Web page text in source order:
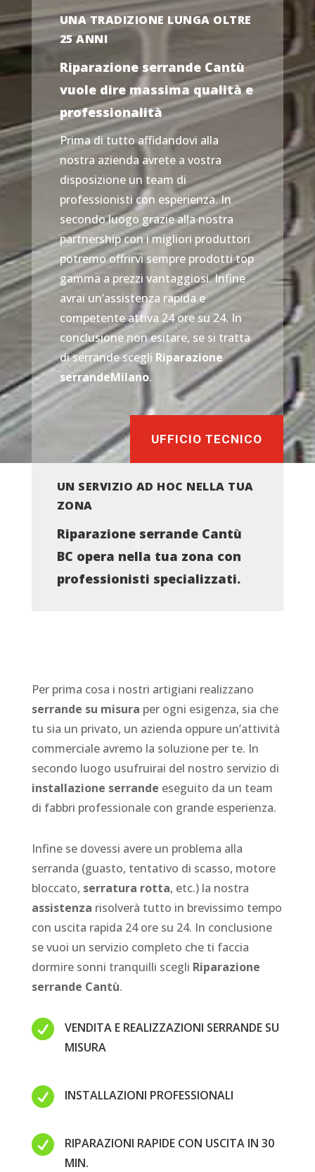
UNA TRADIZIONE LUNGA OLTRE
25 ANNI
Riparazione serrande Cantù
vuole dire massima qualità e
professionalità
Prima di tutto affidandovi alla
nostra azienda avrete a vostra
disposizione un team di
professionisti con esperienza. In
secondo luogo grazie alla nostra
partnership con i migliori produttori
potremo offrirvi sempre prodotti top
gamma a prezzi vantaggiosi. Infine
avrai un’assistenza rapida e
competente attiva 24 ore su 24. In
conclusione non esitare, se si tratta
di serrande scegli Riparazione
serrandeMilano.
UFFICIO TECNICO
UN SERVIZIO AD HOC NELLA TUA
ZONA
Riparazione serrande Cantù
BC opera nella tua zona con
professionisti specializzati.
Per prima cosa i nostri artigiani realizzano
serrande su misura per ogni esigenza, sia che
tu sia un privato, un azienda oppure un’attività
commerciale avremo la soluzione per te. In
secondo luogo usufruirai del nostro servizio di
installazione serrande eseguito da un team
di fabbri professionale con grande esperienza.
Infine se dovessi avere un problema alla
serranda (guasto, tentativo di scasso, motore
bloccato, serratura rotta, etc.) la nostra
assistenza risolverà tutto in brevissimo tempo
con uscita rapida 24 ore su 24. In conclusione
se vuoi un servizio completo che ti faccia
dormire sonni tranquilli scegli Riparazione
serrande Cantù.

VENDITA E REALIZZAZIONI SERRANDE SU
MISURA
 INSTALLAZIONI PROFESSIONALI

RIPARAZIONI RAPIDE CON USCITA IN 30
MIN.